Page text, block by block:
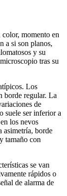
color, momento en
a si son planos,
y su
tras su
Los
borde regular. La
de
suele ser inferior a
los nevos
asimetría, borde
tamaño con
se van
rápidos o
de alarma de